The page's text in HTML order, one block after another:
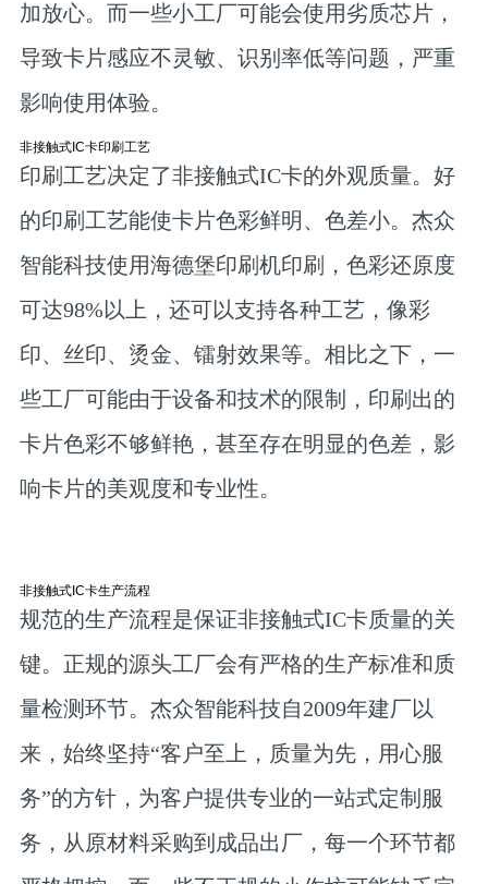
加放心。而一些小工厂可能会使用劣质芯片，
导致卡片感应不灵敏、识别率低等问题，严重
影响使用体验。
非接触式IC卡印刷工艺
印刷工艺决定了非接触式IC卡的外观质量。好
的印刷工艺能使卡片色彩鲜明、色差小。杰众
智能科技使用海德堡印刷机印刷，色彩还原度
可达98%以上，还可以支持各种工艺，像彩
印、丝印、烫金、镭射效果等。相比之下，一
些工厂可能由于设备和技术的限制，印刷出的
卡片色彩不够鲜艳，甚至存在明显的色差，影
响卡片的美观度和专业性。
非接触式IC卡生产流程
规范的生产流程是保证非接触式IC卡质量的关
键。正规的源头工厂会有严格的生产标准和质
量检测环节。杰众智能科技自2009年建厂以
来，始终坚持“客户至上，质量为先，用心服
务”的方针，为客户提供专业的一站式定制服
务，从原材料采购到成品出厂，每一个环节都